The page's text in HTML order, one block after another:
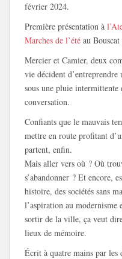
février 2024.
Première présentation à
Marches de l’été au
Mercier et Camier, deux
vie décident
sous une pluie
conversation.
Confiants que le mauvais
mettre en route profitant
partent, enfin.
Mais aller vers où ? Où
s’abandonner ? Et encore,
histoire, des sociétés sans
l’aspiration au
sortir de la ville, ça veut
lieux de mémoire.
Écrit à quatre mains par les